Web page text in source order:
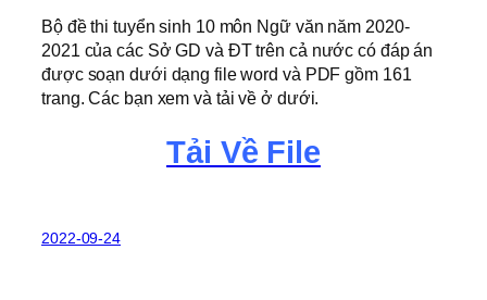
Bộ đề thi tuyển sinh 10 môn Ngữ văn năm 2020-
2021 của các Sở GD và ĐT trên cả nước có đáp án
được soạn dưới dạng file word và PDF gồm 161
trang. Các bạn xem và tải về ở dưới.
Tải Về File
2022-09-24